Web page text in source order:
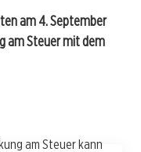
am 4. September
am Steuer mit dem